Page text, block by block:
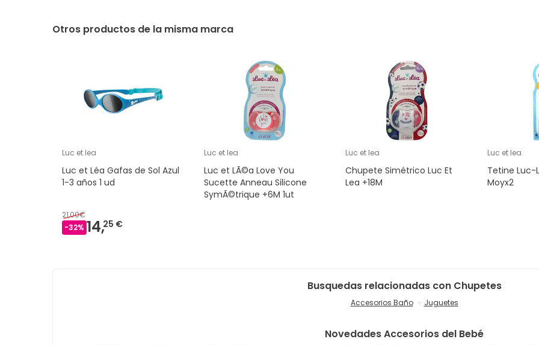
Otros productos de la misma marca
Luc et lea
Luc et Léa Gafas de Sol Azul
1-3 años 1 ud
21,00€
-32% 14,25 €
Luc et lea
Luc et LÃ©a Love You
Sucette Anneau Silicone
SymÃ©trique +6M 1ut
Luc et lea
Chupete Simétrico Luc Et
Lea +18M
Luc et lea
Tetine Luc-
Moyx2
Busquedas relacionadas con Chupetes
Accesorios Baño Juguetes
NovedadesAccesorios del Bebé